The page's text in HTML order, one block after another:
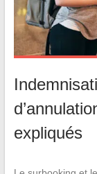
expliqués